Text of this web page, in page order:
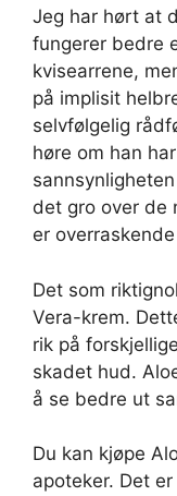
Jeg har hørt at
fungerer bedre
kvisearrene,
på implisit
selvfølgelig
høre om han
det gro over de
er
Det som
Vera-krem.
rik på
skadet hud.
å se bedre ut
Du kan kjøpe
apoteker. Det